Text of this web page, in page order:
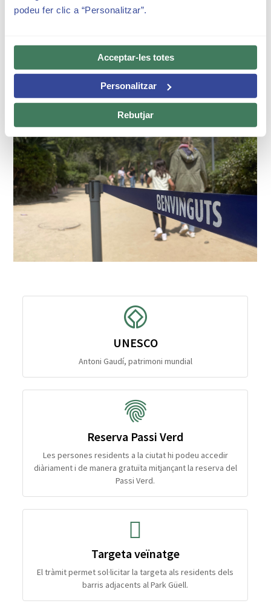
podeu fer clic a “Personalitzar”.
Acceptar-les totes
Personalitzar
Rebutjar
mateix, entre les 9:00 i les 19:30 h, el Park Güell és
compartit per ciutadans i visitants. Per tal de fer-ho
d’entrada exclusiva per a veïns i ciutadans, quatre d’accés
mixt de visitants i ciutadans, i un accés exclusivament de
sortida al carrer d’Olot.
UNESCO
Antoni Gaudí, patrimoni mundial
Reserva Passi Verd
Les persones residents a la ciutat hi podeu accedir
diàriament i de manera gratuïta mitjançant la reserva del
Passi Verd.
Targeta veïnatge
El tràmit permet sol·licitar la targeta als residents dels
barris adjacents al Park Güell.